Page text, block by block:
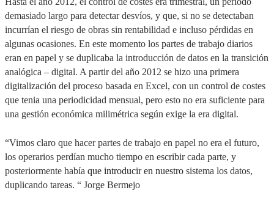
demasiado largo para detectar desvíos, y que, si no se detectaban
incurrían el riesgo de obras sin rentabilidad e incluso pérdidas en
algunas ocasiones. En este momento los partes de trabajo diarios
eran en papel y se duplicaba la introducción de datos en la transición
analógica – digital. A partir del año 2012 se hizo una primera
digitalización del proceso basada en Excel, con un control de costes
que tenia una periodicidad mensual, pero esto no era suficiente para
una gestión económica milimétrica según exige la era digital.
“Vimos claro que hacer partes de trabajo en papel no era el futuro,
los operarios perdían mucho tiempo en escribir cada parte, y
posteriormente había que introducir en nuestro sistema los datos,
duplicando tareas. “ Jorge Bermejo